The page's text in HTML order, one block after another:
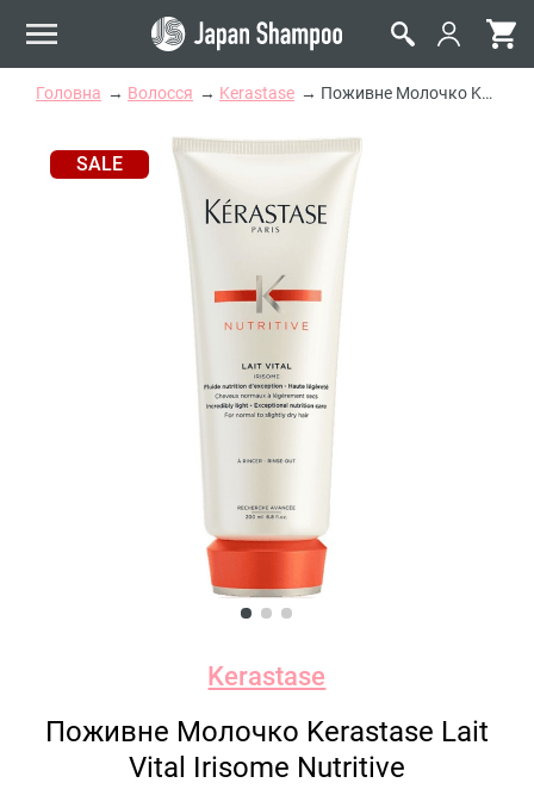
Головна Волосся Kerastase Поживне Молочко Kerastase Lait Vital Irisome Nutritive
SALE
Kerastase
Поживне Молочко Kerastase Lait
Vital Irisome Nutritive